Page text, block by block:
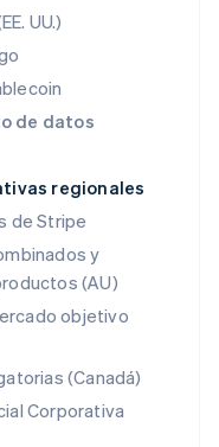
UU.)
de datos
regionales
de Stripe
y
(AU)
objetivo
(Canadá)
Corporativa